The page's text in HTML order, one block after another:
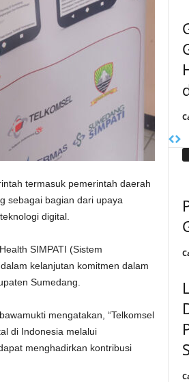
termasuk pemerintah daerah
sebagai bagian dari upaya
digital.
SIMPATI (Sistem
kelanjutan komitmen dalam
Sumedang.
mengatakan, “Telkomsel
di Indonesia melalui
menghadirkan kontribusi